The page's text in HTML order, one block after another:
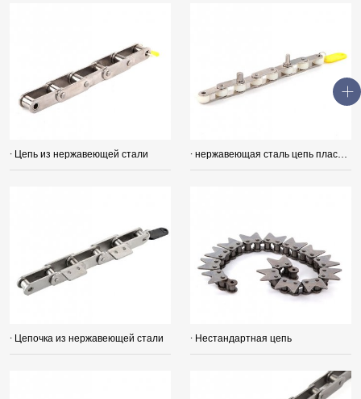
· Цепь из нержавеющей стали · нержавеющая сталь цепь пластиковое колесо
· Цепочка из нержавеющей стали · Нестандартная цепь